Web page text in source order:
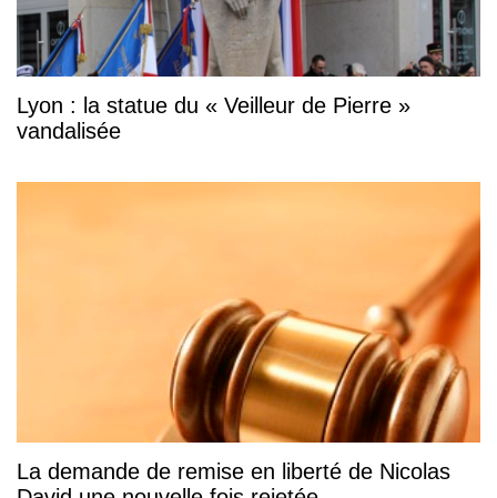
Lyon : la statue du « Veilleur de Pierre »
vandalisée
La demande de remise en liberté de Nicolas